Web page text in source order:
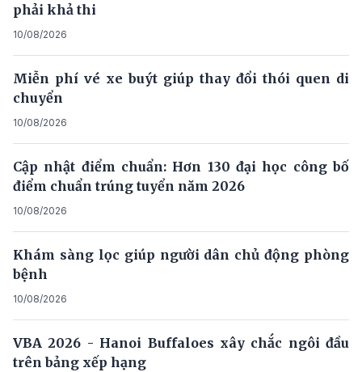
phải khả thi
10/08/2026
Miễn phí vé xe buýt giúp thay đổi thói quen di
chuyển
10/08/2026
Cập nhật điểm chuẩn: Hơn 130 đại học công bố
điểm chuẩn trúng tuyển năm 2026
10/08/2026
Khám sàng lọc giúp người dân chủ động phòng
bệnh
10/08/2026
VBA 2026 - Hanoi Buffaloes xây chắc ngôi đầu
trên bảng xếp hạng